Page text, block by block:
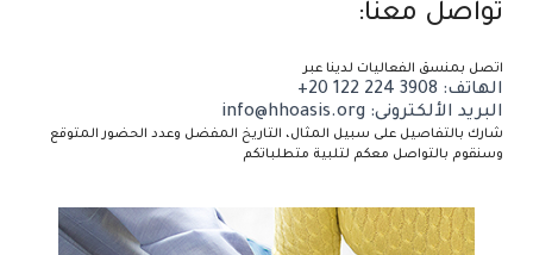
تواصل معنا:
اتصل بمنسق الفعاليات لدينا عبر
الهاتف: ‪+20 122 224 3908
البريد الألكترونى: info@hhoasis.org
شارك بالتفاصيل على سبيل المثال، التاريخ المفضل وعدد الحضور المتوقع
وسنقوم بالتواصل معكم لتلبية متطلباتكم